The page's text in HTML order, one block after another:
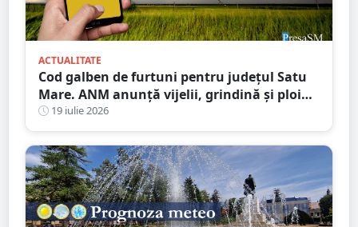
ACTUALITATE
Cod galben de furtuni pentru județul Satu
Mare. ANM anunță vijelii, grindină și ploi
torențiale
19 iulie 2026